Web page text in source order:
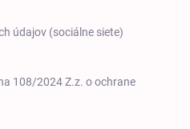
údajov (sociálne siete)
108/2024 Z.z. o ochrane